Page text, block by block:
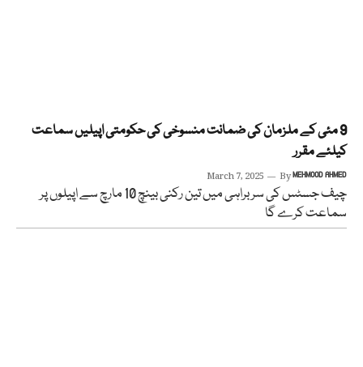
9 مئی کے ملزمان کی ضمانت منسوخی کی حکومتی اپیلیں سماعت
کیلئے مقرر
March 7, 2025 ByMEHMOOD AHMED
چیف جسٹس کی سربراہی میں تین رکنی بینچ 10 مارچ سے اپیلوں پر
سماعت کرے گا